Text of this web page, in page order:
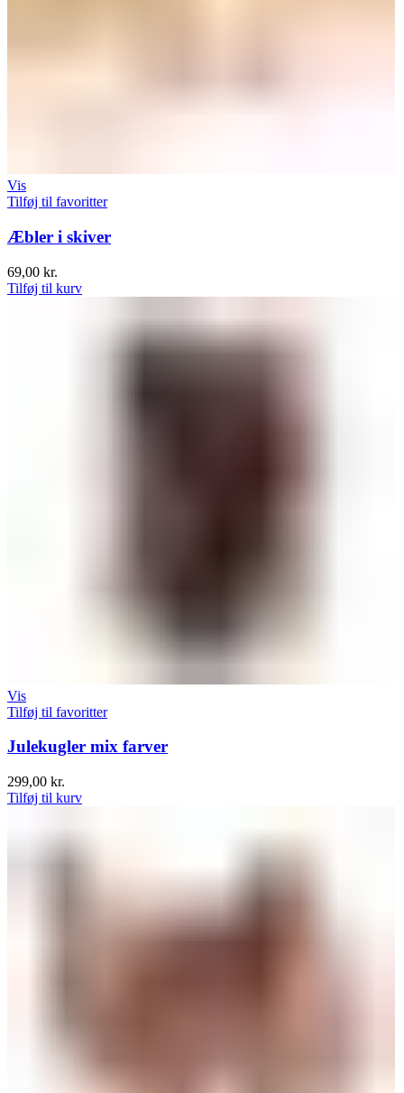
Vis
Tilføj til favoritter
Æbler i skiver
69,00 kr.
Tilføj til kurv
Vis
Tilføj til favoritter
Julekugler mix farver
299,00 kr.
Tilføj til kurv